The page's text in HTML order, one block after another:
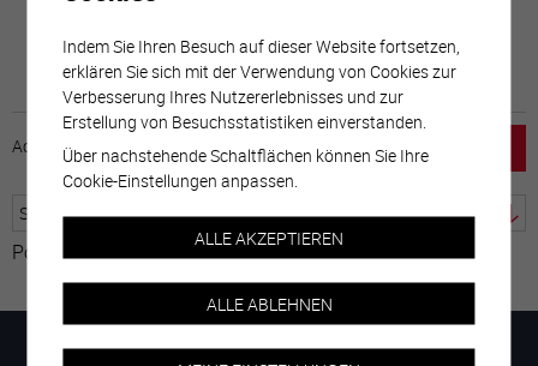
Accueil horaire emploi Mentions légales
Powered by Google Übersetzer
Indem Sie Ihren Besuch auf dieser Website fortsetzen,
erklären Sie sich mit der Verwendung von Cookies zur
Verbesserung Ihres Nutzererlebnisses und zur
Erstellung von Besuchsstatistiken einverstanden.
Über nachstehende Schaltflächen können Sie Ihre
Cookie-Einstellungen anpassen.
ALLE AKZEPTIEREN
ALLE ABLEHNEN